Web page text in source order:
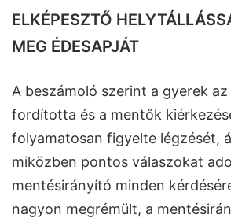
ELKÉPESZTŐ
MEG ÉDESAPJÁT
A beszámoló szerint a gyerek
fordította és a mentők
folyamatosan figyelte légzését,
miközben pontos válaszokat
mentésirányító minden
nagyon megrémült, a